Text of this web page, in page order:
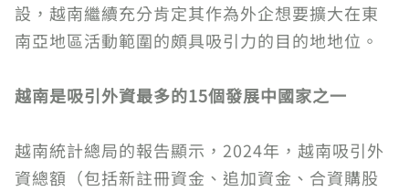
設，越南繼續充分肯定其作為外企想要擴大在東
南亞地區活動範圍的頗具吸引力的目的地地位。
越南是吸引外資最多的15個發展中國家之一
越南統計總局的報告顯示，2024年，越南吸引外
資總額（包括新註冊資金、追加資金、合資購股